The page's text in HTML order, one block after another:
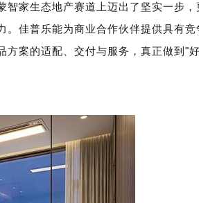
智家生态地产赛道上迈出了坚实一步，
。佳普乐能为商业合作伙伴提供具有竞
案的适配、交付与服务，真正做到 "